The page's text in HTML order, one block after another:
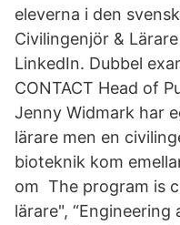
eleverna i den
Civilingenjör &
LinkedIn. Dubbel
CONTACT Head of
Jenny Widmark har
lärare men en
bioteknik kom
om The program is
lärare", “Engineering